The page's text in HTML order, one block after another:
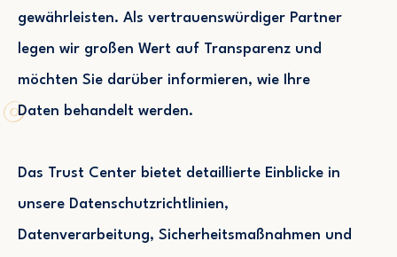
gewährleisten. Als vertrauenswürdiger Partner
legen wir großen Wert auf Transparenz und
möchten Sie darüber informieren, wie Ihre
Daten behandelt werden.
Das Trust Center bietet detaillierte Einblicke in
unsere Datenschutzrichtlinien,
Datenverarbeitung, Sicherheitsmaßnahmen und